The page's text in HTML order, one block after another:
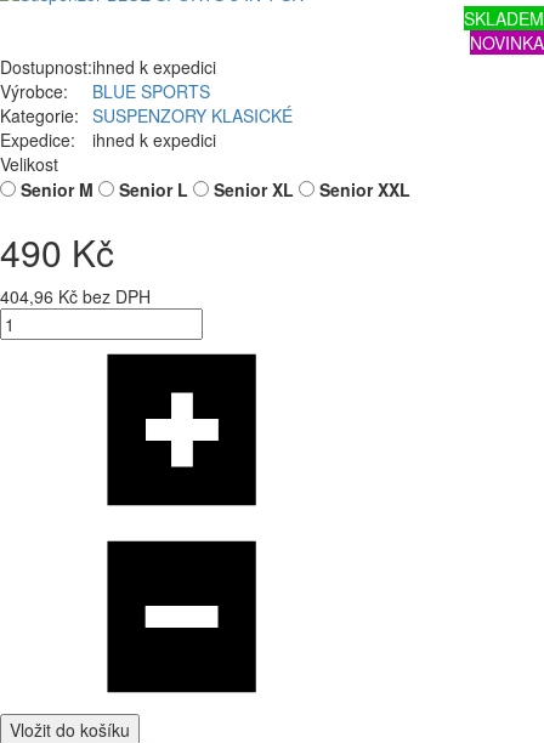
SKLADEM
NOVINKA
Dostupnost:ihned k expedici
Výrobce:
BLUE SPORTS
Kategorie: SUSPENZORY KLASICKÉ
Expedice:
ihned k expedici
Velikost
Senior M
Senior L Senior XL Senior XXL
490 Kč
404,96 Kč bez DPH
Vložit do košíku